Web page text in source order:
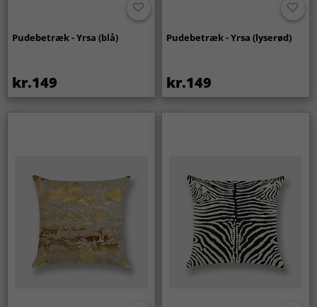
Pudebetræk - Yrsa (blå)
kr.149
Pudebetræk - Yrsa (lyserød)
kr.149